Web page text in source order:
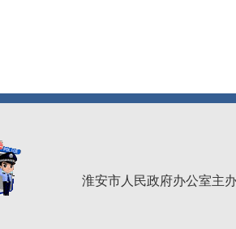
淮安市人民政府办公室主